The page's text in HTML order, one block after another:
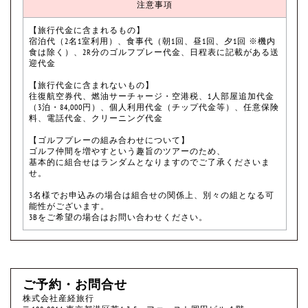
注意事項
【旅行代金に含まれるもの】
宿泊代（2名1室利用）、食事代（朝1回、昼1回、夕1回 ※機内
食は除く）、2R分のゴルフプレー代金、日程表に記載がある送
迎代金
【旅行代金に含まれないもの】
往復航空券代、燃油サーチャージ・空港税、1人部屋追加代金
（3泊・84,000円）、個人利用代金（チップ代金等）、任意保険
料、電話代金、クリーニング代金
【ゴルフプレーの組み合わせについて】
ゴルフ仲間を増やすという趣旨のツアーのため、
基本的に組合せはランダムとなりますのでご了承くださいま
せ。
3名様でお申込みの場合は組合せの関係上、別々の組となる可
能性がございます。
3Bをご希望の場合はお問い合わせください。
ご予約・お問合せ
株式会社産経旅行